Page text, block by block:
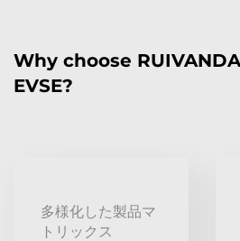
Why choose RUIVANDA
EVSE?
多様化した製品マ
トリックス